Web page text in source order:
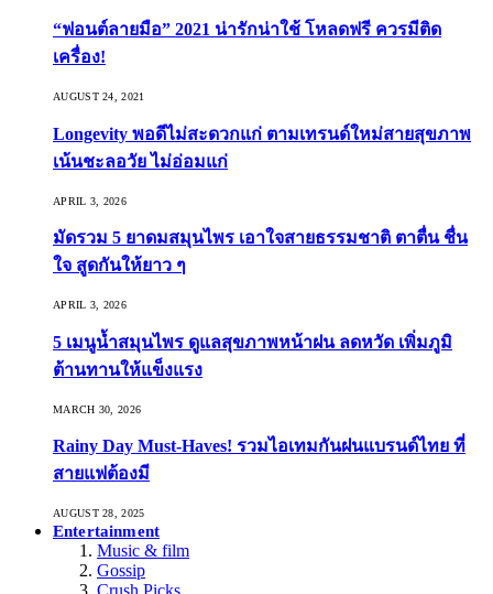
“ฟอนต์ลายมือ” 2021 น่ารักน่าใช้ โหลดฟรี ควรมีติด
เครื่อง!
AUGUST 24, 2021
Longevity พอดีไม่สะดวกแก่ ตามเทรนด์ใหม่สายสุขภาพ
เน้นชะลอวัย ไม่อ่อมแก่
APRIL 3, 2026
มัดรวม 5 ยาดมสมุนไพร เอาใจสายธรรมชาติ ตาตื่น ชื่น
ใจ สูดกันให้ยาว ๆ
APRIL 3, 2026
5 เมนูน้ำสมุนไพร ดูแลสุขภาพหน้าฝน ลดหวัด เพิ่มภูมิ
ต้านทานให้แข็งแรง
MARCH 30, 2026
Rainy Day Must-Haves! รวมไอเทมกันฝนแบรนด์ไทย ที่
สายแฟต้องมี
AUGUST 28, 2025
Entertainment
Music & film
Gossip